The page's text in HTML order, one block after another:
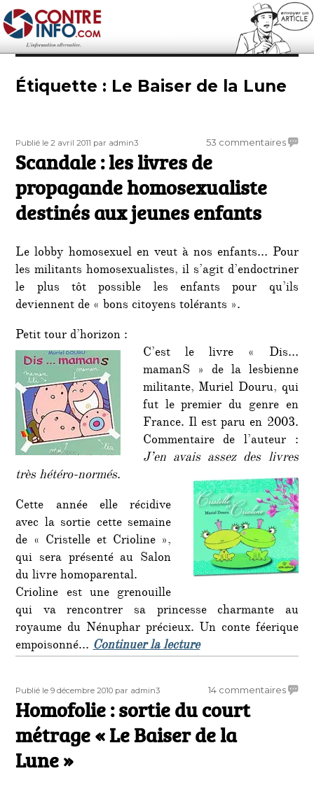
Contre-Info
Étiquette : Le Baiser de la Lune
Publié
le
Publié le 2 avril 2011 Auteur
par admin3 53 commentairessur
aux
Scandale : les livres de
propagande homosexualiste
destinés aux jeunes enfants
Le lobby homosexuel en veut à nos enfants… Pour
les militants homosexualistes, il s’agit d’endoctriner
le plus tôt possible les enfants pour qu’ils
deviennent de « bons citoyens tolérants ».
Petit tour d’horizon :
C’est le livre « Dis…
mamanS » de la lesbienne
militante, Muriel Douru, qui
fut le premier du genre en
France. Il est paru en 2003.
Commentaire de l’auteur :
J’en avais assez des livres
très hétéro-normés.
Cette année elle récidive
avec la sortie cette semaine
de « Cristelle et Crioline »,
qui sera présenté au Salon
du livre homoparental.
Crioline est une grenouille
qui va rencontrer sa princesse charmante au
royaume du Nénuphar précieux. Un conte féerique
empoisonné…Continuer la lecturede « Scandale : les
Publié
le
Publié le 9 décembre 2010 Auteur
par admin3 14 commentairessur
Homofolie : sortie du court
métrage « Le Baiser de la
Lune »